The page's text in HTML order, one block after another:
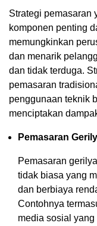
Strategi pemasaran
komponen penting
memungkinkan
dan menarik
dan tidak terduga.
pemasaran
penggunaan teknik
menciptakan
Pemasaran
Pemasaran
tidak biasa yang
dan berbiaya
Contohnya
media sosial